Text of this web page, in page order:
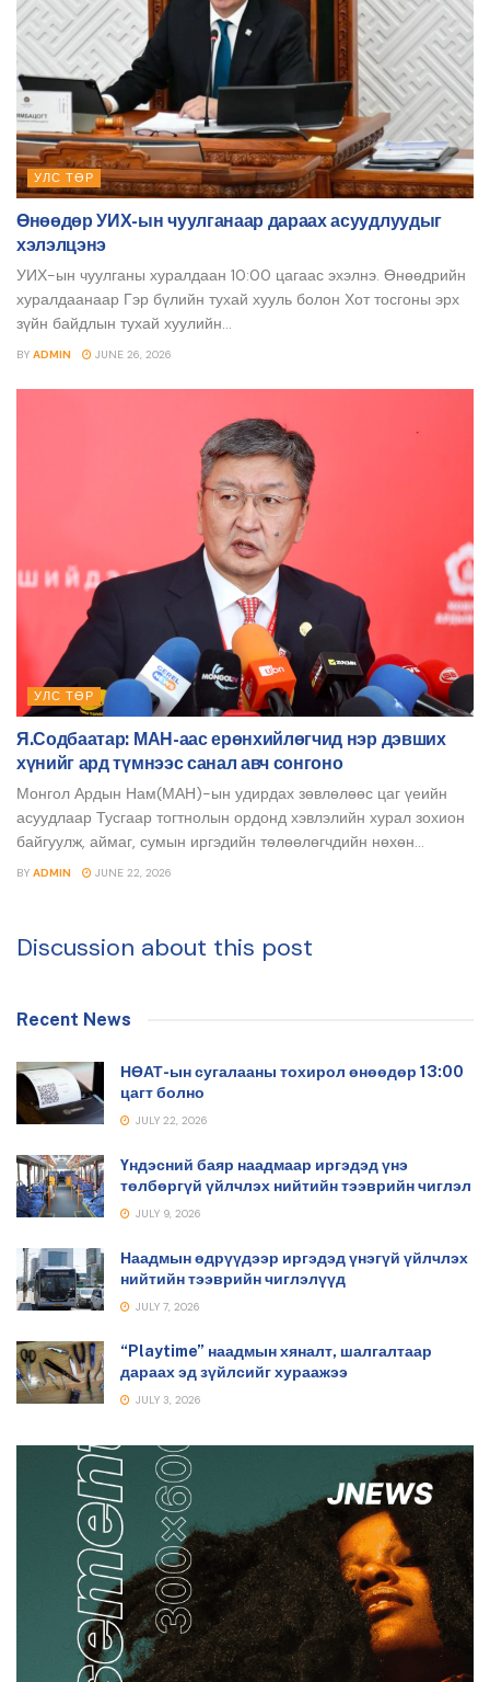
УЛС ТӨР
Өнөөдөр УИХ-ын чуулганаар дараах асуудлуудыг
хэлэлцэнэ
УИХ-ын чуулганы хуралдаан 10:00 цагаас эхэлнэ. Өнөөдрийн
хуралдаанаар Гэр бүлийн тухай хууль болон Хот тосгоны эрх
зүйн байдлын тухай хуулийн...
BY ADMIN JUNE 26, 2026
УЛС ТӨР
Я.Содбаатар: МАН-аас ерөнхийлөгчид нэр дэвших
хүнийг ард түмнээс санал авч сонгоно
Монгол Ардын Нам(МАН)-ын удирдах зөвлөлөөс цаг үеийн
асуудлаар Тусгаар тогтнолын ордонд хэвлэлийн хурал зохион
байгуулж, аймаг, сумын иргэдийн төлөөлөгчдийн нөхөн...
BY ADMIN JUNE 22, 2026
Discussion about this post
Recent News
НӨАТ-ын сугалааны тохирол өнөөдөр 13:00
цагт болно
JULY 22, 2026
Үндэсний баяр наадмаар иргэдэд үнэ
төлбөргүй үйлчлэх нийтийн тээврийн чиглэл
JULY 9, 2026
Наадмын өдрүүдээр иргэдэд үнэгүй үйлчлэх
нийтийн тээврийн чиглэлүүд
JULY 7, 2026
“Playtime” наадмын хяналт, шалгалтаар
дараах эд зүйлсийг хураажээ
JULY 3, 2026